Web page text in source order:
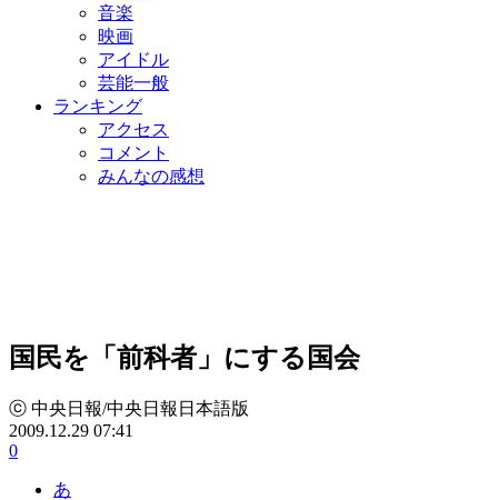
音楽
映画
アイドル
芸能一般
ランキング
アクセス
コメント
みんなの感想
国民を「前科者」にする国会
ⓒ 中央日報/中央日報日本語版
2009.12.29 07:41
0
あ